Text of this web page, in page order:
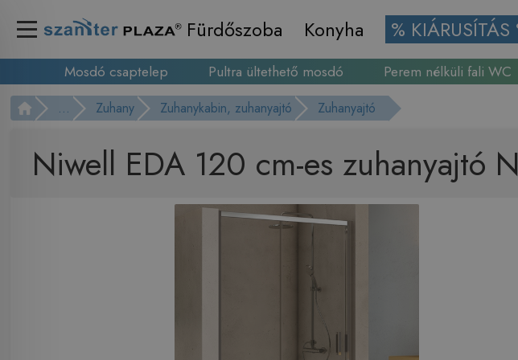
Fürdőszoba Konyha % KIÁRUSÍTÁS
Mosdó csaptelep Pultra ültethető mosdó Perem nélküli fali WC
... Zuhany Zuhanykabin, zuhanyajtó Zuhanyajtó
Niwell EDA 120 cm-es zuhanyajtó